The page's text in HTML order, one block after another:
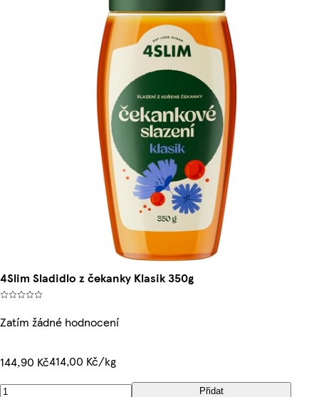
4Slim Sladidlo z čekanky Klasik 350g
Zatím žádné hodnocení
144,90 Kč414,00 Kč/kg
Přidat